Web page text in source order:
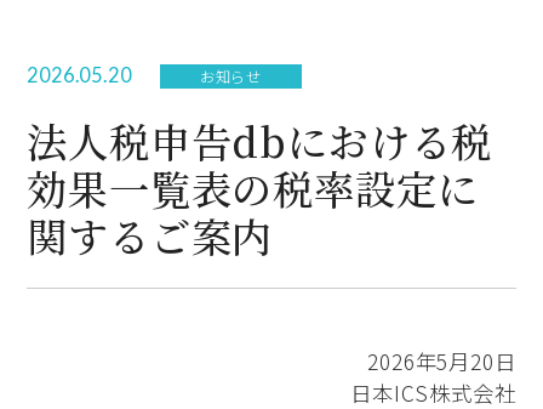
2026.05.20 お知らせ
法人税申告dbにおける税
効果一覧表の税率設定に
関するご案内
2026年5月20日
日本ICS株式会社